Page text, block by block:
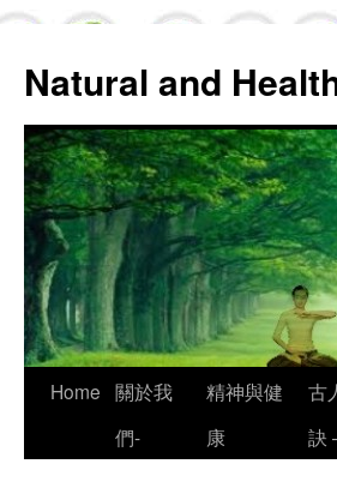
Natural and
Skip
Home 關於我
們-
精神與健
康
古
訣